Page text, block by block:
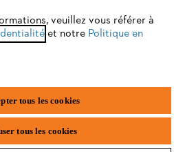
des cookies
117, 2870 Puurs-Sint-Amands,
Pour une utilisation
vous recommandons de passer à
:
chrome
edge
veuillez vous référer à
et notre Politique en
tous les cookies
tous les cookies